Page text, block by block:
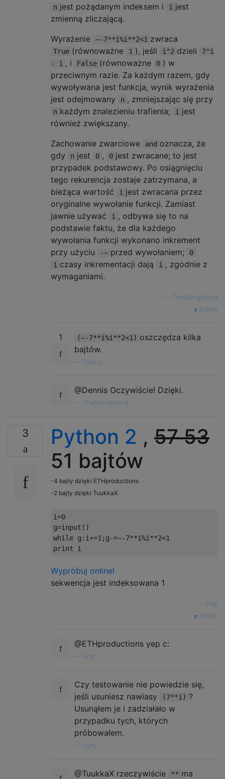
n jest pożądanym indeksem i i jest
zmienną zliczającą.
Wyrażenie
~-7**i%i**2<1 zwraca
True (równoważne 1 ), jeśli i^2 dzieli
7^i
- 1 , i False (równoważne 0 ) w
przeciwnym razie. Za każdym razem, gdy
wywoływana jest funkcja, wynik wyrażenia
jest odejmowany
n , zmniejszając się przy
n każdym znalezieniu trafienia; i jest
również zwiększany.
Zachowanie zwarciowe
and oznacza, że ​​
gdy
n jest 0 , 0 jest zwracane; to jest
przypadek podstawowy. Po osiągnięciu
tego rekurencja zostaje zatrzymana, a
bieżąca wartość
i jest zwracana przez
oryginalne wywołanie funkcji. Zamiast
jawnie używać
i , odbywa się to na
podstawie faktu, że dla każdego
wywołania funkcji wykonano inkrement
przy użyciu
-~ przed wywołaniem;
0
i czasy inkrementacji dają i , zgodnie z
wymaganiami.
TheBikingViking
źródło
1 (~-7**i%i**2<1) oszczędza kilka
bajtów.
Dennis,
@Dennis Oczywiście! Dzięki.
TheBikingViking
3 Python 2 , 5753
51 bajtów
-4 bajty dzięki ETHproductions
-2 bajty dzięki TuukkaX
i=0
g=input ()
while g : i+=1 ; g-=~-7**i%i **2<1
print i
Wypróbuj online!
sekwencja jest indeksowana 1
Pręt
źródło
@ETHproductions yep c:
Rod
Czy testowanie nie powiedzie się,
jeśli usuniesz nawiasy
(7**i) ?
Usunąłem je i zadziałało w
przypadku tych, których
próbowałem.
Yytsi
@TuukkaX rzeczywiście ** ma